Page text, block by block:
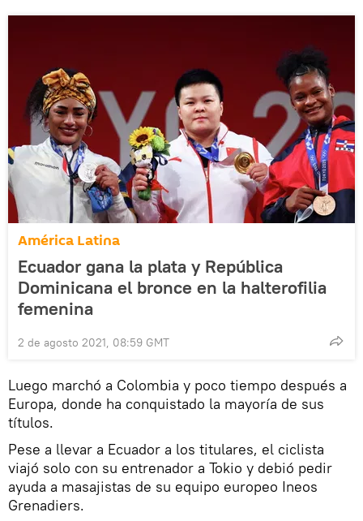
América Latina
Ecuador gana la plata y República
Dominicana el bronce en la halterofilia
femenina
2 de agosto 2021, 08:59 GMT
Luego marchó a Colombia y poco tiempo después a
Europa, donde ha conquistado la mayoría de sus
títulos.
Pese a llevar a Ecuador a los titulares, el ciclista
viajó solo con su entrenador a Tokio y debió pedir
ayuda a masajistas de su equipo europeo Ineos
Grenadiers.